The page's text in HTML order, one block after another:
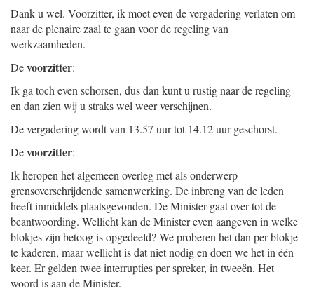
Dank u wel. Voorzitter, ik moet even de vergadering verlaten om
naar de plenaire zaal te gaan voor de regeling van
werkzaamheden.
Devoorzitter:
Ik ga toch even schorsen, dus dan kunt u rustig naar de regeling
en dan zien wij u straks wel weer verschijnen.
De vergadering wordt van 13.57 uur tot 14.12 uur geschorst.
Devoorzitter:
Ik heropen het algemeen overleg met als onderwerp
grensoverschrijdende samenwerking. De inbreng van de leden
heeft inmiddels plaatsgevonden. De Minister gaat over tot de
beantwoording. Wellicht kan de Minister even aangeven in welke
blokjes zijn betoog is opgedeeld? We proberen het dan per blokje
te kaderen, maar wellicht is dat niet nodig en doen we het in één
keer. Er gelden twee interrupties per spreker, in tweeën. Het
woord is aan de Minister.